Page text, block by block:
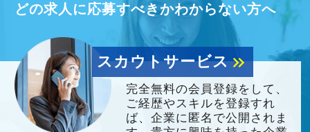
どの求人に応募すべきかわからない方へ
スカウトサービスkeyboard_double_arrow_right
完全無料の会員登録をして、
ご経歴やスキルを登録すれ
ば、企業に匿名で公開されま